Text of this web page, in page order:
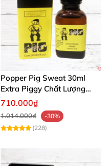
Popper Pig Sweat 30ml
Extra Piggy Chất Lượng
Cho Cộng Đồng LGBT
710.000₫
1.014.000₫
-30%
(228)